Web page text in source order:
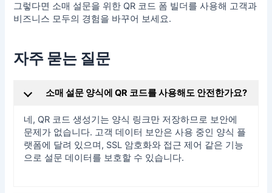
그렇다면 소매 설문을 위한 QR 코드 폼 빌더를 사용해 고객과
비즈니스 모두의 경험을 바꾸어 보세요.
자주 묻는 질문
소매 설문 양식에 QR 코드를 사용해도 안전한가요?
네, QR 코드 생성기는 양식 링크만 저장하므로 보안에
문제가 없습니다. 고객 데이터 보안은 사용 중인 양식 플
랫폼에 달려 있으며, SSL 암호화와 접근 제어 같은 기능
으로 설문 데이터를 보호할 수 있습니다.